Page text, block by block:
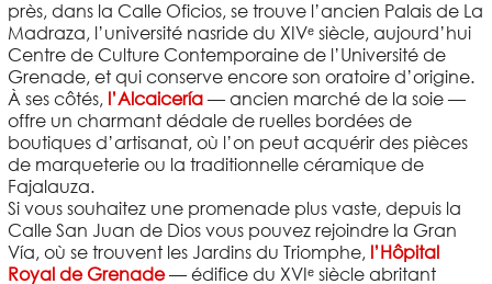
près, dans la Calle Oficios, se trouve l’ancien Palais de La
Madraza, l’université nasride du XIVᵉ siècle, aujourd’hui
Centre de Culture Contemporaine de l’Université de
Grenade, et qui conserve encore son oratoire d’origine.
À ses côtés, l’Alcaicería— ancien marché de la soie —
offre un charmant dédale de ruelles bordées de
boutiques d’artisanat, où l’on peut acquérir des pièces
de marqueterie ou la traditionnelle céramique de
Fajalauza.
Si vous souhaitez une promenade plus vaste, depuis la
Calle San Juan de Dios vous pouvez rejoindre la Gran
Vía, où se trouvent les Jardins du Triomphe, l’Hôpital
Royal de Grenade— édifice du XVIᵉ siècle abritant